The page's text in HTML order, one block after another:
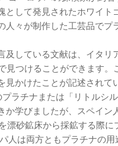
として発見されたホワイト
人々が制作した工芸品でプ
及している文献は、イタリ
見つけることができます。
見かけたことが記述されて
ラチナまたは「リトルシ
か学びましたが、スペイン
を漂砂鉱床から採鉱する際
人は両方ともプラチナの